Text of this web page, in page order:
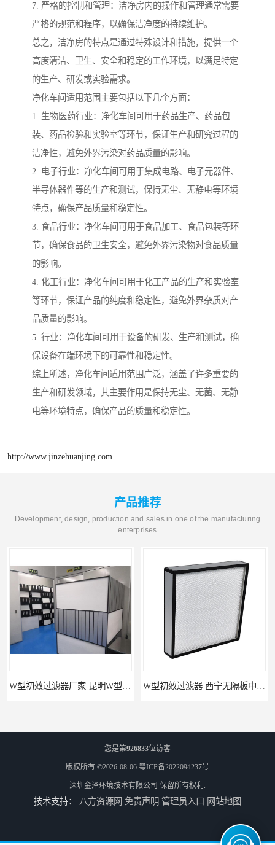
7. 严格的控制和管理：洁净房内的操作和管理通常需要
严格的规范和程序，以确保洁净度的持续维护。
总之，洁净房的特点是通过特殊设计和措施，提供一个
高度清洁、卫生、安全和稳定的工作环境，以满足特定
的生产、研发或实验需求。
净化车间适用范围主要包括以下几个方面：
1. 生物医药行业：净化车间可用于药品生产、药品包
装、药品检验和实验室等环节，保证生产和研究过程的
洁净性，避免外界污染对药品质量的影响。
2. 电子行业：净化车间可用于集成电路、电子元器件、
半导体器件等的生产和测试，保持无尘、无静电等环境
特点，确保产品质量和稳定性。
3. 食品行业：净化车间可用于食品加工、食品包装等环
节，确保食品的卫生安全，避免外界污染物对食品质量
的影响。
4. 化工行业：净化车间可用于化工产品的生产和实验室
等环节，保证产品的纯度和稳定性，避免外界杂质对产
品质量的影响。
5. 行业：净化车间可用于设备的研发、生产和测试，确
保设备在端环境下的可靠性和稳定性。
综上所述，净化车间适用范围广泛，涵盖了许多重要的
生产和研发领域，其主要作用是保持无尘、无菌、无静
电等环境特点，确保产品的质量和稳定性。
http://www.jinzehuanjing.com
产品推荐
Development, design, production and sales in one of the manufacturing
enterprises
W型初效过滤器厂家 昆明W型初效过滤器厂 金泽 W型初效过滤器 西宁无隔板中效过滤器供应 金泽
W型初效过滤器厂 广州无隔板中效过滤器厂家 金泽 无隔板中效过滤器厂家 南京W型初效过滤器厂家 金泽
您是第926833位访客
版权所有 ©2026-08-06 粤ICP备2022094237号
深圳金泽环境技术有限公司 保留所有权利.
技术支持： 八方资源网 免责声明 管理员入口 网站地图